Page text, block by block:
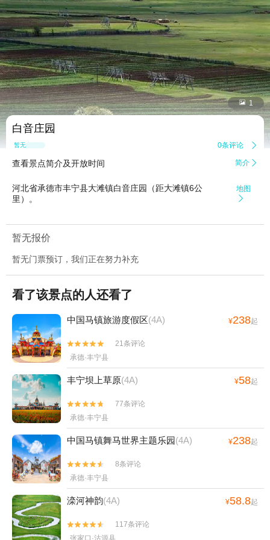
 1
白音庄园
暂无点评 0条评论 
查看景点简介及开放时间 简介 
河北省承德市丰宁县大滩镇白音庄园（距大滩镇6公
里）。
地图

暂无报价
暂无门票预订，我们正在努力补充
看了该景点的人还看了
中国马镇旅游度假区(4A) ¥238起


21条评论
承德·丰宁县
丰宁坝上草原(4A) ¥58起


77条评论
承德·丰宁县
中国马镇舞马世界主题乐园(4A) ¥238起


8条评论
承德·丰宁县
滦河神韵(4A) ¥58.8起


117条评论
